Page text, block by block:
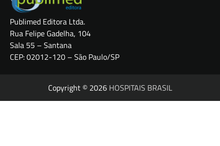
Publimed Editora Ltda.
Rua Felipe Gadelha, 104
Sala 55 – Santana
CEP: 02012-120 – São Paulo/SP
Copyright © 2026 HOSPITAIS BRASIL